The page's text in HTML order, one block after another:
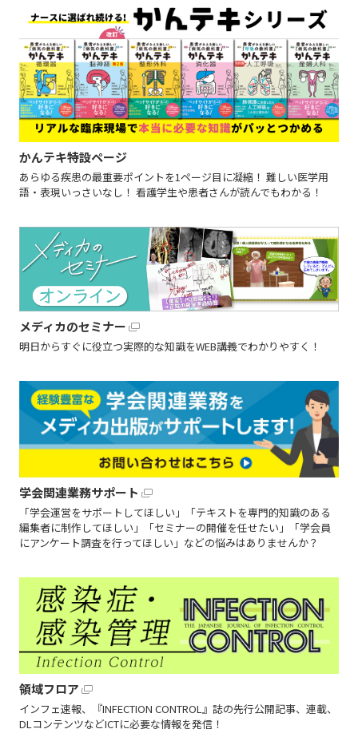
かんテキ特設ページ
あらゆる疾患の最重要ポイントを1ページ目に凝縮！ 難しい医学用
語・表現いっさいなし！ 看護学生や患者さんが読んでもわかる！
メディカのセミナー
明日からすぐに役立つ実際的な知識をWEB講義でわかりやすく！
学会関連業務サポート
「学会運営をサポートしてほしい」「テキストを専門的知識のある
編集者に制作してほしい」「セミナーの開催を任せたい」「学会員
にアンケート調査を行ってほしい」などの悩みはありませんか？
領域フロア
インフェ速報、『INFECTION CONTROL』誌の先行公開記事、連載、
DLコンテンツなどICTに必要な情報を発信！